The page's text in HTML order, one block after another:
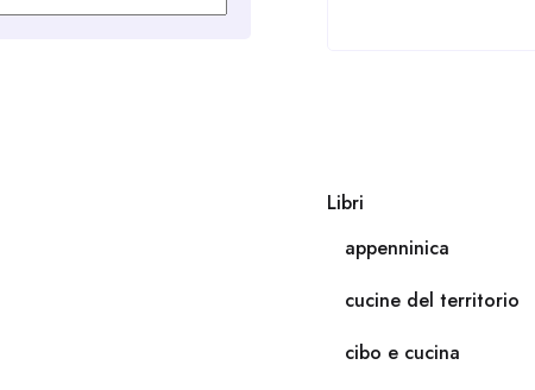
Libri
appenninica
cucine del territorio
cibo e cucina